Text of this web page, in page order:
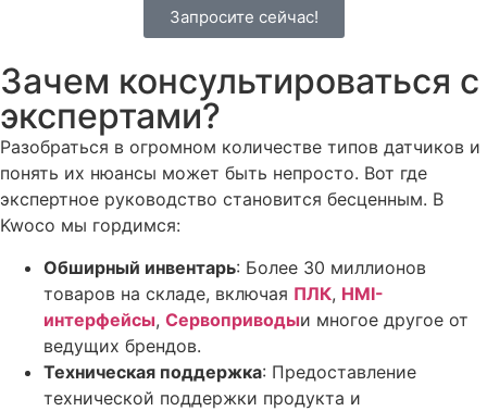
Запросите сейчас!
Зачем консультироваться с
экспертами?
Разобраться в огромном количестве типов датчиков и
понять их нюансы может быть непросто. Вот где
экспертное руководство становится бесценным. В
Kwoco мы гордимся:
Обширный инвентарь: Более 30 миллионов
товаров на складе, включая ПЛК, HMI-
интерфейсы, Сервоприводыи многое другое от
ведущих брендов.
Техническая поддержка: Предоставление
технической поддержки продукта и